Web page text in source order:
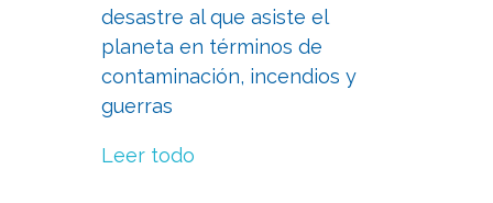
desastre al que asiste el
planeta en términos de
contaminación, incendios y
guerras
Leer todo